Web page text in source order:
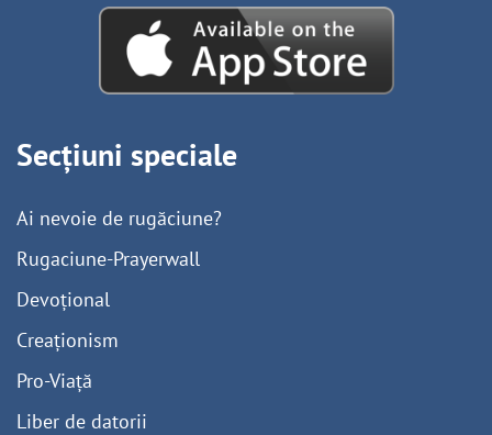
Secțiuni speciale
Ai nevoie de rugăciune?
Rugaciune-Prayerwall
Devoțional
Creaționism
Pro-Viață
Liber de datorii